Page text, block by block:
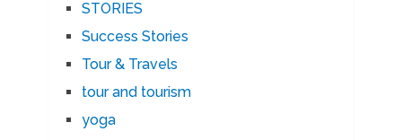
STORIES
Success Stories
Tour & Travels
tour and tourism
yoga